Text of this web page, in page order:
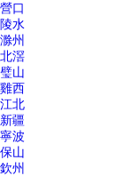
營口
陵水
滁州
北滘
璧山
雞西
江北
新疆
寧波
保山
欽州